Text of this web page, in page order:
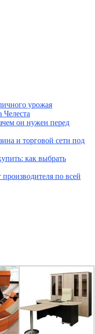
урожая
Челеста
он нужен перед
и торговой сети под
как выбрать
по всей